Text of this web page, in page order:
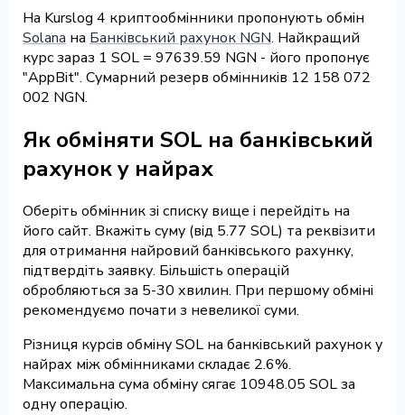
На Kurslog 4 криптообмінники пропонують обмін
Solana на Банківський рахунок NGN. Найкращий
курс зараз 1 SOL = 97639.59 NGN - його пропонує
"AppBit". Сумарний резерв обмінників 12 158 072
002 NGN.
Як обміняти SOL на банківський
рахунок у найрах
Оберіть обмінник зі списку вище і перейдіть на
його сайт. Вкажіть суму (від 5.77 SOL) та реквізити
для отримання найровий банківського рахунку,
підтвердіть заявку. Більшість операцій
обробляються за 5-30 хвилин. При першому обміні
рекомендуємо почати з невеликої суми.
Різниця курсів обміну SOL на банківський рахунок у
найрах між обмінниками складає 2.6%.
Максимальна сума обміну сягає 10948.05 SOL за
одну операцію.